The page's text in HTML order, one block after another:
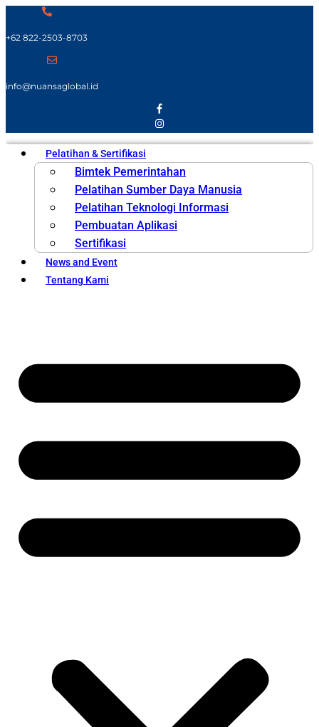
+62 822-2503-8703
info@nuansaglobal.id
Pelatihan & Sertifikasi
Bimtek Pemerintahan
Pelatihan Sumber Daya Manusia
Pelatihan Teknologi Informasi
Pembuatan Aplikasi
Sertifikasi
News and Event
Tentang Kami